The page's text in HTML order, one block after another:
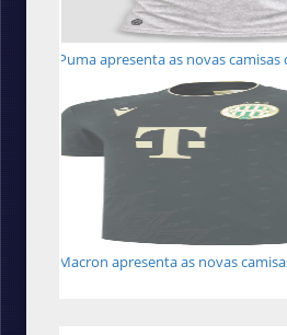
Puma apresenta as novas camisas
Macron apresenta as novas